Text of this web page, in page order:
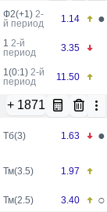
Ф2(+1) 2-
й период
1.14 ●
1 2-й
период
3.35
1(0:1) 2-й
период
11.50
+ 1871
Тб(3) 1.63 ●
Тм(3.5) 1.97
Тм(2.5) 3.40
○